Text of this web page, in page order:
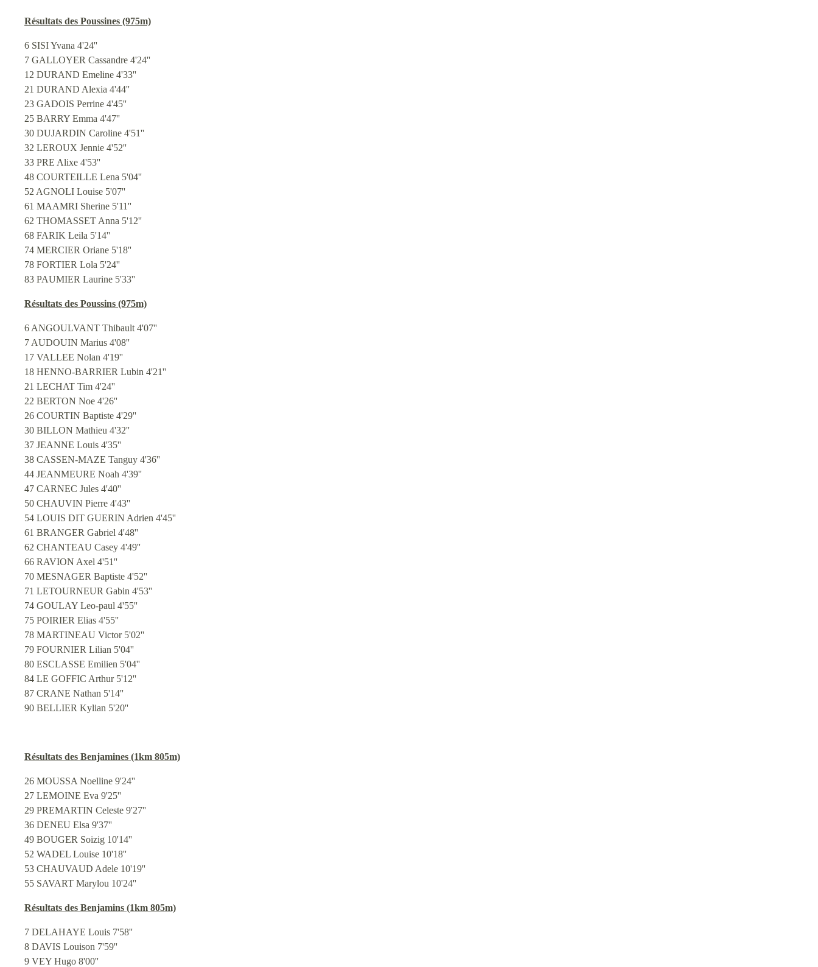
Résultats des Poussines (975m)
6 SISI Yvana 4'24''
7 GALLOYER Cassandre 4'24''
12 DURAND Emeline 4'33''
21 DURAND Alexia 4'44''
23 GADOIS Perrine 4'45''
25 BARRY Emma 4'47''
30 DUJARDIN Caroline 4'51''
32 LEROUX Jennie 4'52''
33 PRE Alixe 4'53''
48 COURTEILLE Lena 5'04''
52 AGNOLI Louise 5'07''
61 MAAMRI Sherine 5'11''
62 THOMASSET Anna 5'12''
68 FARIK Leila 5'14''
74 MERCIER Oriane 5'18''
78 FORTIER Lola 5'24''
83 PAUMIER Laurine 5'33''
Résultats des Poussins (975m)
6 ANGOULVANT Thibault 4'07''
7 AUDOUIN Marius 4'08''
17 VALLEE Nolan 4'19''
18 HENNO-BARRIER Lubin 4'21''
21 LECHAT Tim 4'24''
22 BERTON Noe 4'26''
26 COURTIN Baptiste 4'29''
30 BILLON Mathieu 4'32''
37 JEANNE Louis 4'35''
38 CASSEN-MAZE Tanguy 4'36''
44 JEANMEURE Noah 4'39''
47 CARNEC Jules 4'40''
50 CHAUVIN Pierre 4'43''
54 LOUIS DIT GUERIN Adrien 4'45''
61 BRANGER Gabriel 4'48''
62 CHANTEAU Casey 4'49''
66 RAVION Axel 4'51''
70 MESNAGER Baptiste 4'52''
71 LETOURNEUR Gabin 4'53''
74 GOULAY Leo-paul 4'55''
75 POIRIER Elias 4'55''
78 MARTINEAU Victor 5'02''
79 FOURNIER Lilian 5'04''
80 ESCLASSE Emilien 5'04''
84 LE GOFFIC Arthur 5'12''
87 CRANE Nathan 5'14''
90 BELLIER Kylian 5'20''
Résultats des Benjamines (1km 805m)
26 MOUSSA Noelline 9'24''
27 LEMOINE Eva 9'25''
29 PREMARTIN Celeste 9'27''
36 DENEU Elsa 9'37''
49 BOUGER Soizig 10'14''
52 WADEL Louise 10'18''
53 CHAUVAUD Adele 10'19''
55 SAVART Marylou 10'24''
Résultats des Benjamins (1km 805m)
7 DELAHAYE Louis 7'58''
8 DAVIS Louison 7'59''
9 VEY Hugo 8'00''